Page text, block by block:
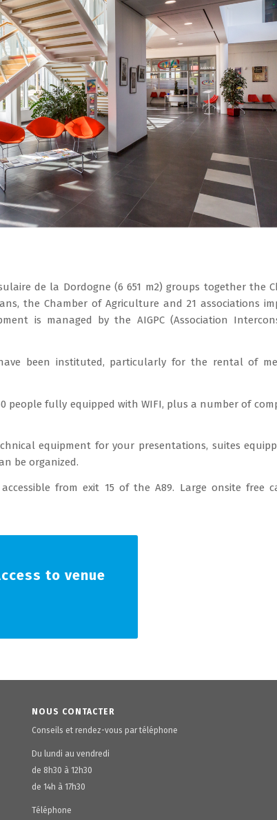
de la Dordogne (6 651 m2) groups together the
the Chamber of Agriculture and 21 associations
is managed by the AIGPC (Association
been instituted, particularly for the rental of
people fully equipped with WIFI, plus a number of
equipment for your presentations, suites
be organized.
from exit 15 of the A89. Large onsite free
to venue
NOUS CONTACTER
Conseils et rendez-vous par téléphone
Du lundi au vendredi
de 8h30 à 12h30
de 14h à 17h30
Téléphone